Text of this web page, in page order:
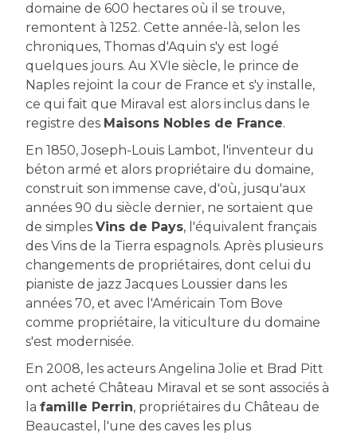
domaine de 600 hectares où il se trouve,
remontent à 1252. Cette année-là, selon les
chroniques, Thomas d'Aquin s'y est logé
quelques jours. Au XVIe siècle, le prince de
Naples rejoint la cour de France et s'y installe,
ce qui fait que Miraval est alors inclus dans le
registre des Maisons Nobles de France.
En 1850, Joseph-Louis Lambot, l'inventeur du
béton armé et alors propriétaire du domaine,
construit son immense cave, d'où, jusqu'aux
années 90 du siècle dernier, ne sortaient que
de simples Vins de Pays, l'équivalent français
des Vins de la Tierra espagnols. Après plusieurs
changements de propriétaires, dont celui du
pianiste de jazz Jacques Loussier dans les
années 70, et avec l'Américain Tom Bove
comme propriétaire, la viticulture du domaine
s'est modernisée.
En 2008, les acteurs Angelina Jolie et Brad Pitt
ont acheté Château Miraval et se sont associés à
la famille Perrin, propriétaires du Château de
Beaucastel, l'une des caves les plus